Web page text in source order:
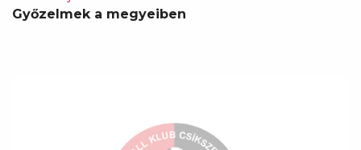
Győzelmek a megyeiben